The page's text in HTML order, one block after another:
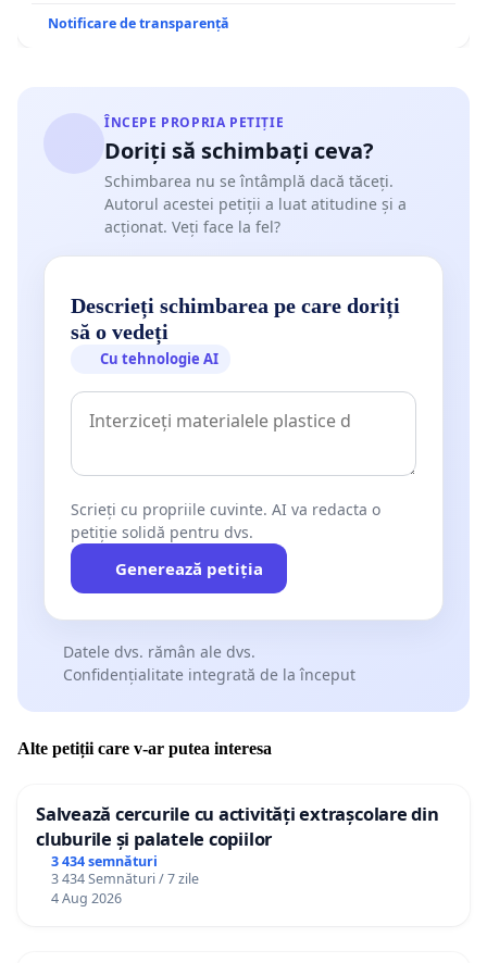
Notificare de transparență
ÎNCEPE PROPRIA PETIȚIE
Doriți să schimbați ceva?
Schimbarea nu se întâmplă dacă tăceți.
Autorul acestei petiții a luat atitudine și a
acționat. Veți face la fel?
Descrieți schimbarea pe care doriți
să o vedeți
Cu tehnologie AI
Scrieți cu propriile cuvinte. AI va redacta o
petiție solidă pentru dvs.
Generează petiția
Datele dvs. rămân ale dvs.
Confidențialitate integrată de la început
Alte petiții care v-ar putea interesa
Salvează cercurile cu activități extrașcolare din
cluburile și palatele copiilor
3 434 semnături
3 434 Semnături / 7 zile
4 Aug 2026